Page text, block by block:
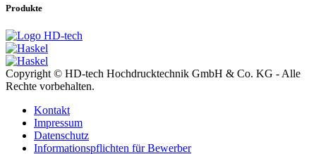
Produkte
Copyright © HD-tech Hochdrucktechnik GmbH & Co. KG - Alle
Rechte vorbehalten.
Kontakt
Impressum
Datenschutz
Informationspflichten für Bewerber